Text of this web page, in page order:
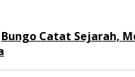
Bungo Catat Sejarah,